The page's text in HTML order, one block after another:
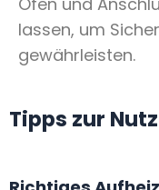
lassen, um
gewährleisten.
Tipps zur